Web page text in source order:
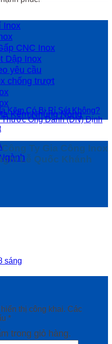
Inox
CNC Inox
Dập Inox
yêu cầu
chống trượt
Kẽm Nhúng Nóng
trong giỏ hàng.
Kẽm Có Bị Rỉ Sét Không?
Ống Danh (DN) Định
Công Ty Gia Công Inox
Lễ Quốc Khánh
sáng
thị công khai. Các
*